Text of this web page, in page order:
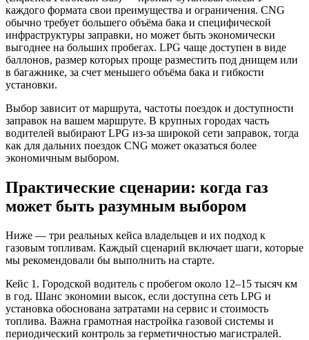
каждого формата свои преимущества и ограничения. CNG
обычно требует большего объёма бака и специфической
инфраструктуры заправки, но может быть экономически
выгоднее на больших пробегах. LPG чаще доступен в виде
баллонов, размер которых проще разместить под днищем или
в багажнике, за счет меньшего объёма бака и гибкости
установки.
Выбор зависит от маршрута, частоты поездок и доступности
заправок на вашем маршруте. В крупных городах часть
водителей выбирают LPG из-за широкой сети заправок, тогда
как для дальних поездок CNG может оказаться более
экономичным выбором.
Практические сценарии: когда газ
может быть разумным выбором
Ниже — три реальных кейса владельцев и их подход к
газовым топливам. Каждый сценарий включает шаги, которые
мы рекомендовали бы выполнить на старте.
Кейс 1. Городской водитель с пробегом около 12–15 тысяч км
в год. Шанс экономии высок, если доступна сеть LPG и
установка обоснована затратами на сервис и стоимость
топлива. Важна грамотная настройка газовой системы и
периодический контроль за герметичностью магистралей.